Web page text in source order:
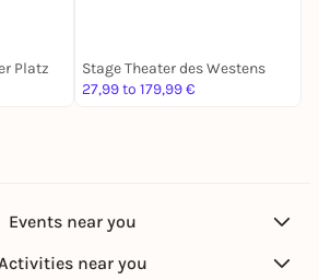
Platz
Stage Theater des Westens
27,99 to 179,99 €
Events near you
near you